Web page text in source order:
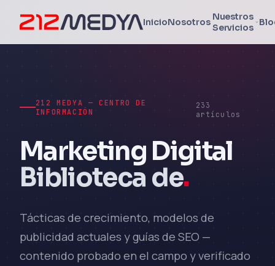
InicioNosotros Nuestros
Servicios
212 MEDYA — CENTRO DE
INFORMACIÓN
233
artículos
Marketing Digital
Biblioteca de.
Tácticas de crecimiento, modelos de
publicidad actuales y guías de SEO —
contenido probado en el campo y verificado